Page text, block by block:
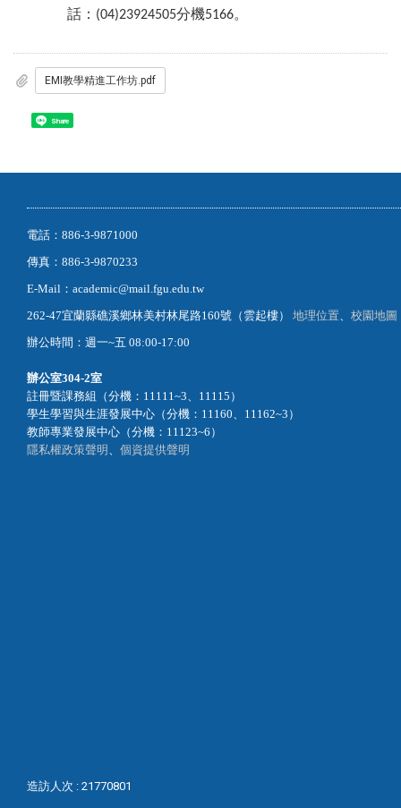
話： (04)23924505分機5166。
EMI教學精進工作坊.pdf
Share
電話：886-3-9871000
傳真：886-3-9870233
E-Mail：academic@mail.fgu.edu.tw
262-47宜蘭縣礁溪鄉林美村林尾路160號（雲起樓） 地理位置、 校園地圖
辦公時間：週一~五 08:00-17:00
辦公室304-2室
註冊暨課務組（分機：11111~3、11115）
學生學習與生涯發展中心（分機：11160、11162~3）
教師專業發展中心（分機：11123~6）
隱私權政策聲明 、 個資提供聲明
造訪人次 : 21770801